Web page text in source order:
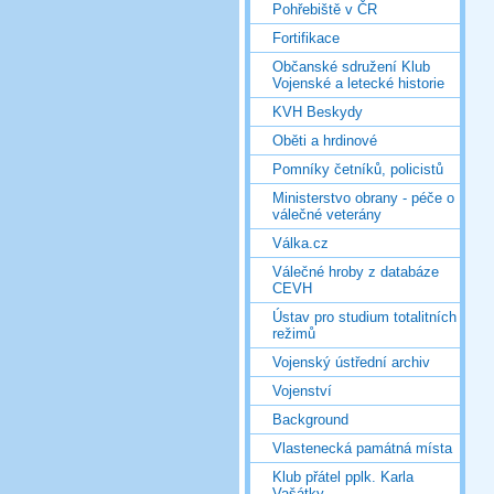
Pohřebiště v ČR
Fortifikace
Občanské sdružení Klub
Vojenské a letecké historie
KVH Beskydy
Oběti a hrdinové
Pomníky četníků, policistů
Ministerstvo obrany - péče o
válečné veterány
Válka.cz
Válečné hroby z databáze
CEVH
Ústav pro studium totalitních
režimů
Vojenský ústřední archiv
Vojenství
Background
Vlastenecká památná místa
Klub přátel pplk. Karla